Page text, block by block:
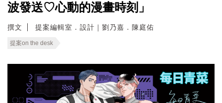
波發送♡心動的漫畫時刻」
撰文 提案編輯室．設計｜劉乃嘉．陳庭佑
提案on the desk